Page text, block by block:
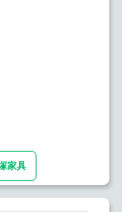
家具